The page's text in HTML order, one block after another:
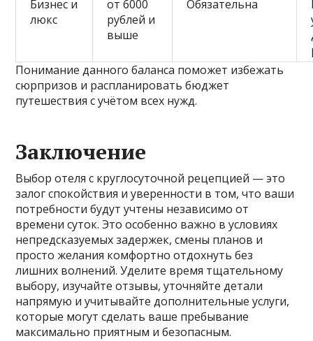
Бизнес и
люкс
от 6000
рублей и
выше
Обязательна
Понимание данного баланса поможет избежать
сюрпризов и распланировать бюджет
путешествия с учётом всех нужд.
Заключение
Выбор отеля с круглосуточной рецепцией — это
залог спокойствия и уверенности в том, что ваши
потребности будут учтены независимо от
времени суток. Это особенно важно в условиях
непредсказуемых задержек, смены планов и
просто желания комфортно отдохнуть без
лишних волнений. Уделите время тщательному
выбору, изучайте отзывы, уточняйте детали
напрямую и учитывайте дополнительные услуги,
которые могут сделать ваше пребывание
максимально приятным и безопасным.